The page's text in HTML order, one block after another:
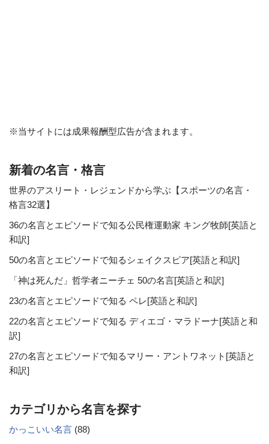
※当サイトには成果報酬型広告が含まれます。
新着の名言・格言
世界のアスリート・レジェンドから学ぶ【スポーツの名言・
格言32選】
36の名言とエピソードで知る公民権運動家 キング牧師[英語と
和訳]
50の名言とエピソードで知るシェイクスピア[英語と和訳]
「神は死んだ」哲学者ニーチェ 50の名言[英語と和訳]
23の名言とエピソードで知る ペレ[英語と和訳]
22の名言とエピソードで知る ディエゴ・マラドーナ[英語と和
訳]
27の名言とエピソードで知るマリー・アントワネット[英語と
和訳]
カテゴリから名言を探す
かっこいい名言 (88)